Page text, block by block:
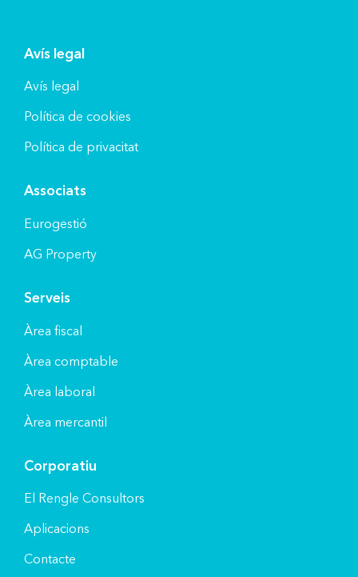
Avís legal
Avís legal
Política de cookies
Política de privacitat
Associats
Eurogestió
AG Property
Serveis
Àrea fiscal
Àrea comptable
Àrea laboral
Àrea mercantil
Corporatiu
El Rengle Consultors
Aplicacions
Contacte